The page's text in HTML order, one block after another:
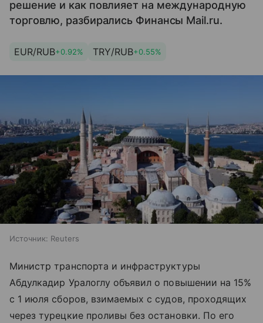
решение и как повлияет на международную
торговлю, разбирались Финансы Mail.ru.
EUR/RUB+0.92% TRY/RUB+0.55%
Источник: Reuters
Министр транспорта и инфраструктуры
Абдулкадир Уралоглу объявил о повышении на 15%
с 1 июля сборов, взимаемых с судов, проходящих
через турецкие проливы без остановки. По его